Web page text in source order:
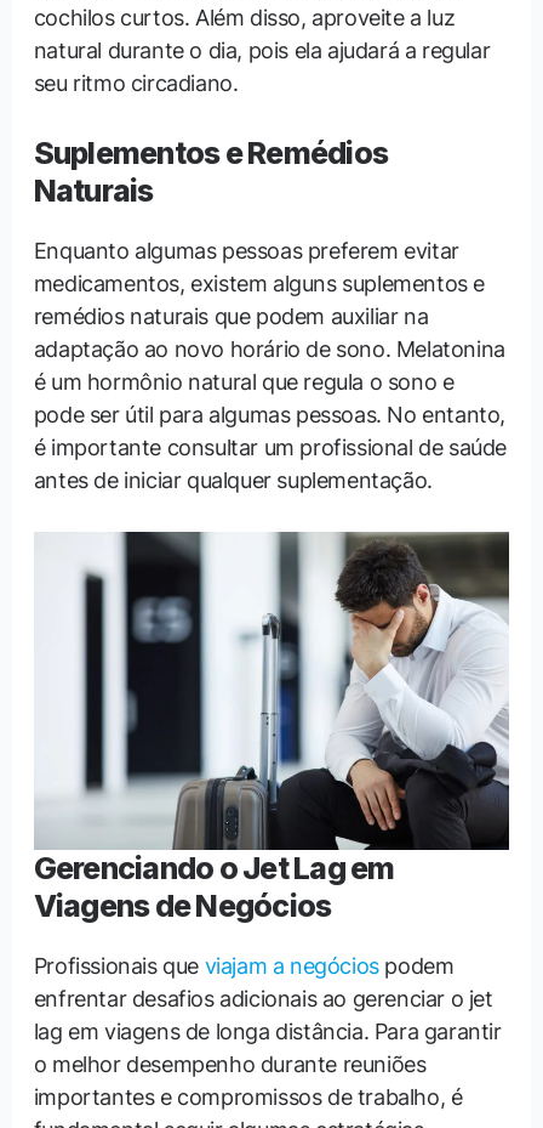
cochilos curtos. Além disso, aproveite a luz
natural durante o dia, pois ela ajudará a regular
seu ritmo circadiano.
Suplementos e Remédios
Naturais
Enquanto algumas pessoas preferem evitar
medicamentos, existem alguns suplementos e
remédios naturais que podem auxiliar na
adaptação ao novo horário de sono. Melatonina
é um hormônio natural que regula o sono e
pode ser útil para algumas pessoas. No entanto,
é importante consultar um profissional de saúde
antes de iniciar qualquer suplementação.
Gerenciando o Jet Lag em
Viagens de Negócios
Profissionais que viajam a negóciospodem
enfrentar desafios adicionais ao gerenciar o jet
lag em viagens de longa distância. Para garantir
o melhor desempenho durante reuniões
importantes e compromissos de trabalho, é